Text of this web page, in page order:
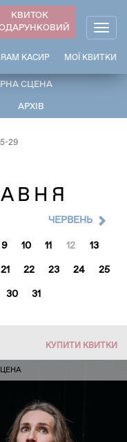
КВИТОК
МОЇ КВИТКИ
КАСИР
СЦЕНА
АРХІВ
29
9 10 11 12 13
21 22 23 24 25
30 31
ЧЕРВЕНЬ
КУПИТИ КВИТКИ